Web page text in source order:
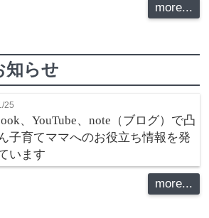
more...
知らせ
25
、YouTube、note（ブログ）で凸
子育てママへのお役立ち情報を発
います
more...